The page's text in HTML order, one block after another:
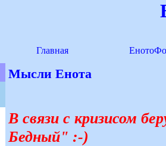
Главная
Мысли Енота
В связи с кризисом
Бедный" :-)